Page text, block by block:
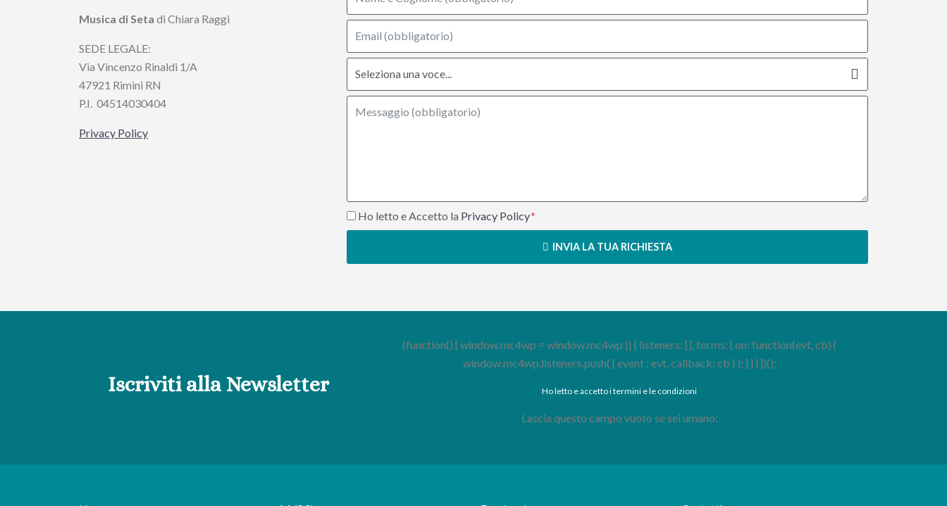
Musica di Seta di Chiara Raggi
SEDE LEGALE:
Via Vincenzo Rinaldi 1/A
47921 Rimini RN
P.I. 04514030404
Privacy Policy
Ho letto e Accetto la Privacy Policy
INVIA LA TUA RICHIESTA
Iscriviti alla Newsletter
(function() { window.mc4wp = window.mc4wp || { listeners: [], forms: { on: function(evt, cb) {
window.mc4wp.listeners.push( { event : evt, callback: cb } ); } } } })();
Ho letto e accetto i termini e le condizioni
Lascia questo campo vuoto se sei umano: